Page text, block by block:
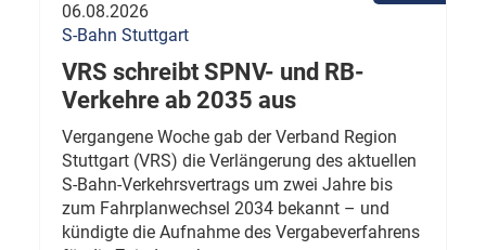
06.08.2026
S-Bahn Stuttgart
VRS schreibt SPNV- und RB-
Verkehre ab 2035 aus
Vergangene Woche gab der Verband Region
Stuttgart (VRS) die Verlängerung des aktuellen
S-Bahn-Verkehrsvertrags um zwei Jahre bis
zum Fahrplanwechsel 2034 bekannt – und
kündigte die Aufnahme des Vergabeverfahrens